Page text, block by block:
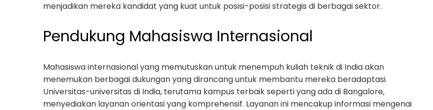
menjadikan mereka kandidat yang kuat untuk posisi-posisi strategis di berbagai sektor.
Pendukung Mahasiswa Internasional
Mahasiswa internasional yang memutuskan untuk menempuh kuliah teknik di India akan
menemukan berbagai dukungan yang dirancang untuk membantu mereka beradaptasi.
Universitas-universitas di India, terutama kampus terbaik seperti yang ada di Bangalore,
menyediakan layanan orientasi yang komprehensif. Layanan ini mencakup informasi mengenai